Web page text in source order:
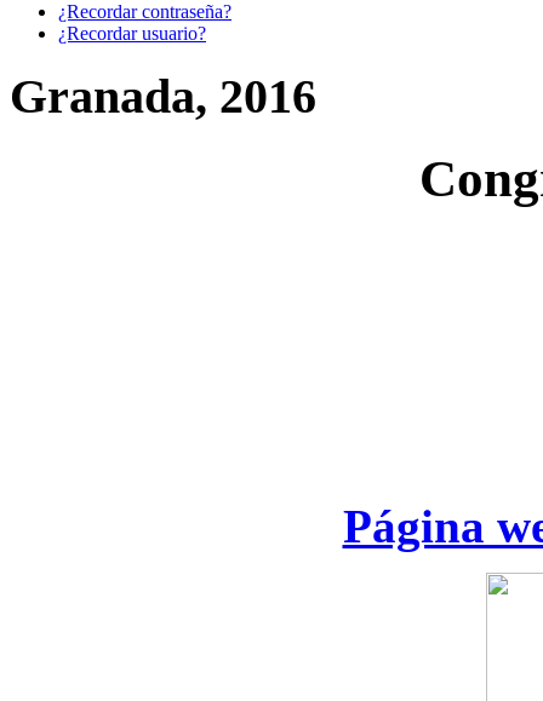
¿Recordar contraseña?
¿Recordar usuario?
Granada, 2016
Página